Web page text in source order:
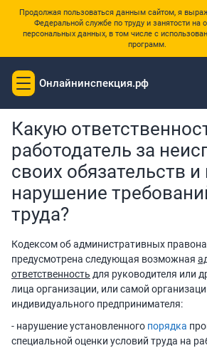
Продолжая пользоваться данным сайтом, я
Федеральной службе по труду и занятости на
персональных данных, в том числе с
программ.
Toggle
navigation
Онлайнинспекция.рф
Главная |Вопросы и ответы
Какую
работодатель за
своих обязательств и
нарушение
труда?
Кодексом об административных
предусмотрена следующая возможная
ответственность для руководителя или
лица организации, или самой
индивидуального предпринимателя:
- нарушение установленного порядка
специальной оценки условий труда на